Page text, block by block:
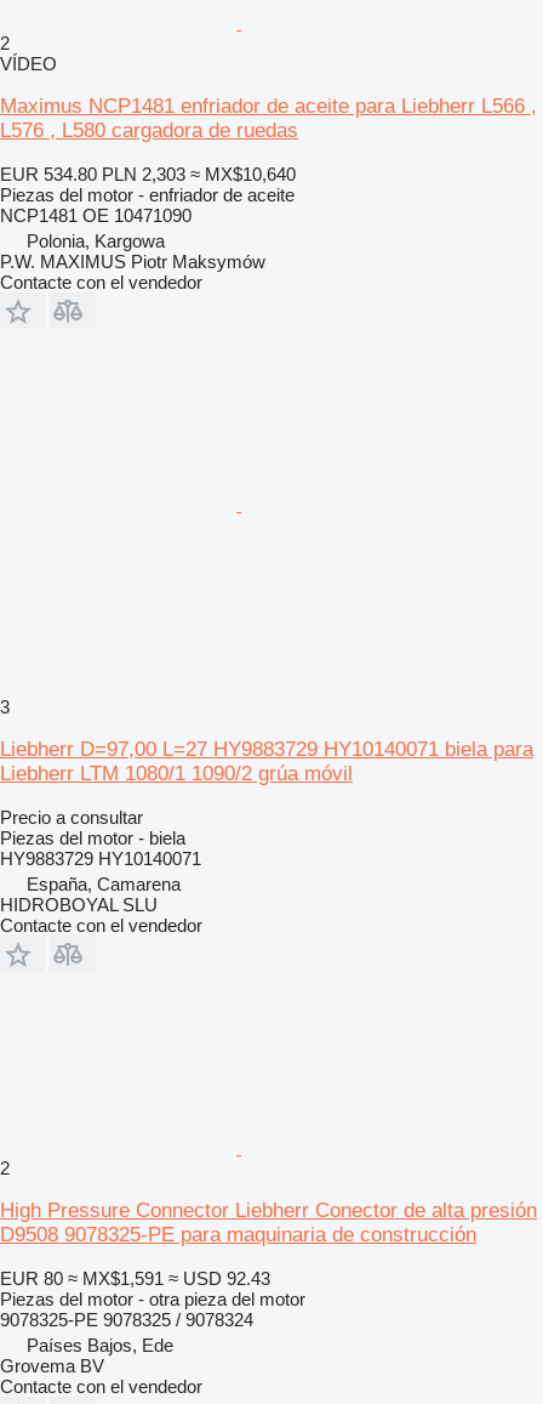
2
VÍDEO
Maximus NCP1481 enfriador de aceite para Liebherr L566 ,
L576 , L580 cargadora de ruedas
EUR 534.80 PLN 2,303 ≈ MX$10,640
Piezas del motor - enfriador de aceite
NCP1481 OE 10471090
Polonia, Kargowa
P.W. MAXIMUS Piotr Maksymów
Contacte con el vendedor
3
Liebherr D=97,00 L=27 HY9883729 HY10140071 biela para
Liebherr LTM 1080/1 1090/2 grúa móvil
Precio a consultar
Piezas del motor - biela
HY9883729 HY10140071
España, Camarena
HIDROBOYAL SLU
Contacte con el vendedor
2
High Pressure Connector Liebherr Conector de alta presión
D9508 9078325-PE para maquinaria de construcción
EUR 80 ≈ MX$1,591 ≈ USD 92.43
Piezas del motor - otra pieza del motor
9078325-PE 9078325 / 9078324
Países Bajos, Ede
Grovema BV
Contacte con el vendedor